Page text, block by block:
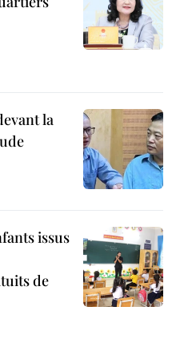
la
issus
de